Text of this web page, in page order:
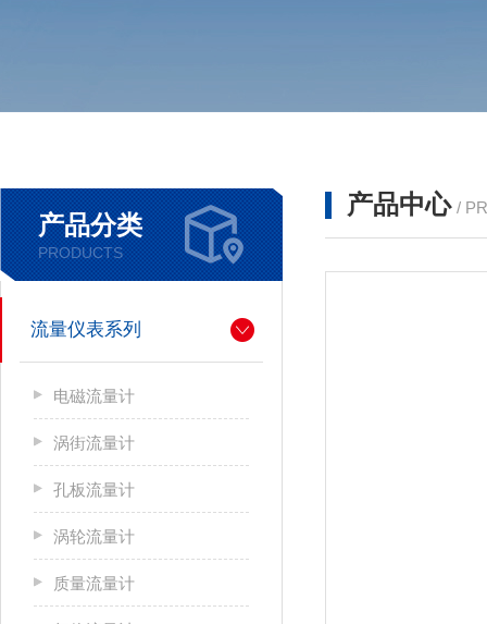
产品分类
PRODUCTS
流量仪表系列
电磁流量计
涡街流量计
孔板流量计
涡轮流量计
质量流量计
产品中心 /